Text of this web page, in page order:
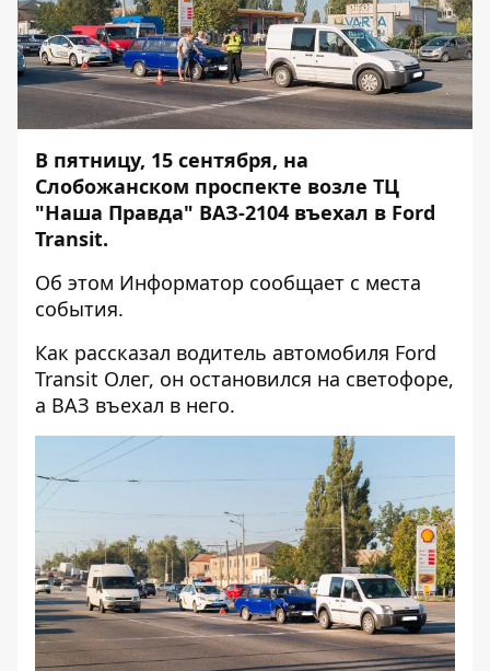
В пятницу, 15 сентября, на
Слобожанском проспекте возле ТЦ
"Наша Правда" ВАЗ-2104 въехал в Ford
Transit.
Об этом Информатор сообщает с места
события.
Как рассказал водитель автомобиля Ford
Transit Олег, он остановился на светофоре,
а ВАЗ въехал в него.